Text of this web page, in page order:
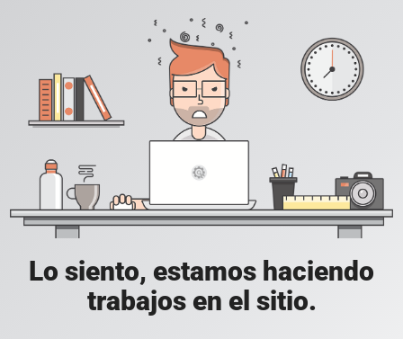
Lo siento, estamos haciendo
trabajos en el sitio.